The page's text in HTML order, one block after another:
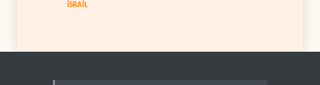
İSRAİL